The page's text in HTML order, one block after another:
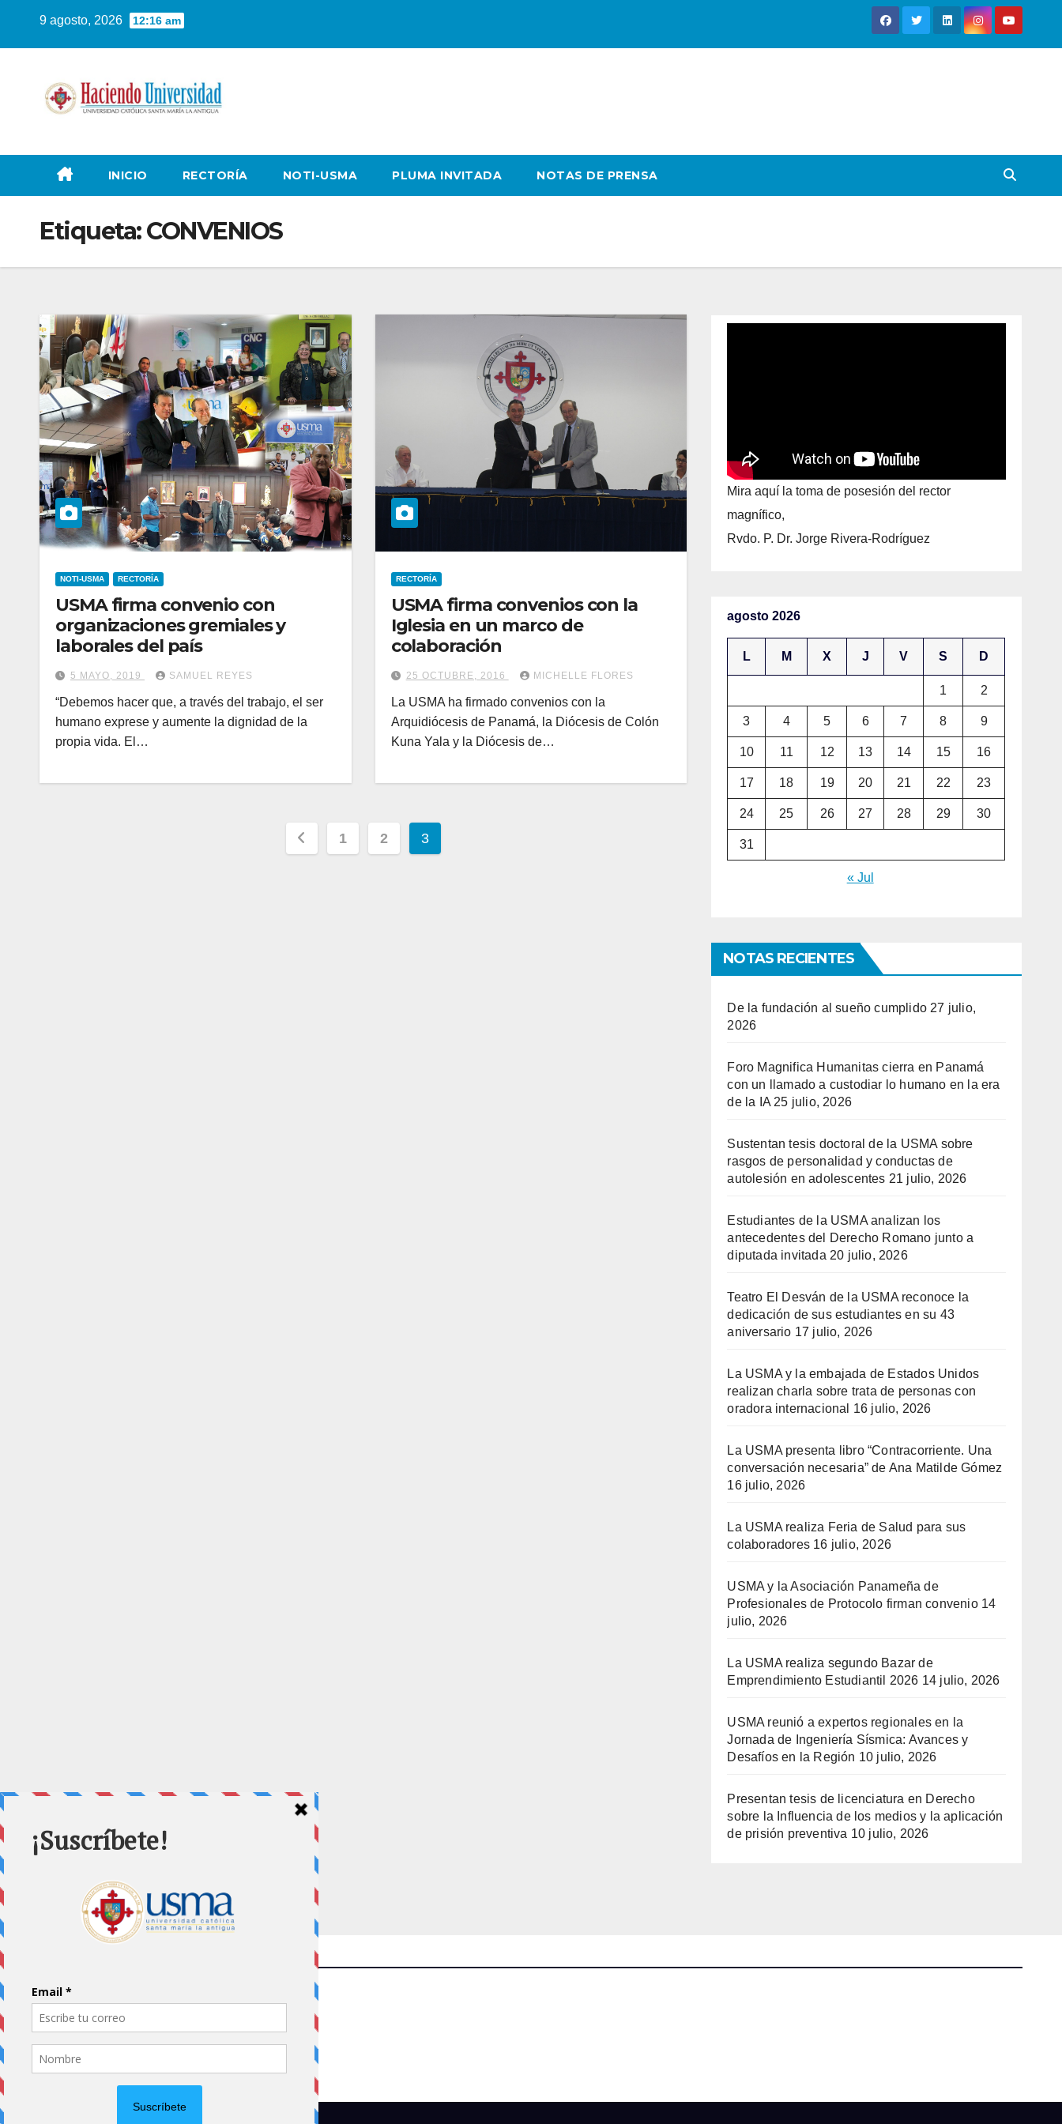
9 agosto, 2026 12:16 am
INICIO RECTORÍA NOTI-USMA PLUMA INVITADA NOTAS DE PRENSA
Etiqueta:CONVENIOS
NOTI-USMA RECTORÍA
USMA firma convenio con
organizaciones gremiales y
laborales del país
5 MAYO, 2019 SAMUEL REYES
“Debemos hacer que, a través del trabajo, el ser
humano exprese y aumente la dignidad de la
propia vida. El…
RECTORÍA
USMA firma convenios con la
Iglesia en un marco de
colaboración
25 OCTUBRE, 2016 MICHELLE FLORES
La USMA ha firmado convenios con la
Arquidiócesis de Panamá, la Diócesis de Colón
Kuna Yala y la Diócesis de…
1 2 3
Mira aquí la toma de posesión del rector
magnífico,
Rvdo. P. Dr. Jorge Rivera-Rodríguez
agosto 2026
L M X J V S D
1 2
3 4 5 6 7 8 9
10 11 12 13 14 15 16
17 18 19 20 21 22 23
24 25 26 27 28 29 30
31
« Jul
NOTAS RECIENTES
De la fundación al sueño cumplido 27 julio,
2026
Foro Magnifica Humanitas cierra en Panamá
con un llamado a custodiar lo humano en la era
de la IA 25 julio, 2026
Sustentan tesis doctoral de la USMA sobre
rasgos de personalidad y conductas de
autolesión en adolescentes 21 julio, 2026
Estudiantes de la USMA analizan los
antecedentes del Derecho Romano junto a
diputada invitada 20 julio, 2026
Teatro El Desván de la USMA reconoce la
dedicación de sus estudiantes en su 43
aniversario 17 julio, 2026
La USMA y la embajada de Estados Unidos
realizan charla sobre trata de personas con
oradora internacional
16 julio, 2026
La USMA presenta libro “Contracorriente. Una
conversación necesaria” de Ana Matilde Gómez
16 julio, 2026
La USMA realiza Feria de Salud para sus
colaboradores 16 julio, 2026
USMA y la Asociación Panameña de
Profesionales de Protocolo firman convenio 14
julio, 2026
La USMA realiza segundo Bazar de
Emprendimiento Estudiantil 2026 14 julio, 2026
USMA reunió a expertos regionales en la
Jornada de Ingeniería Sísmica: Avances y
Desafíos en la Región 10 julio, 2026
Presentan tesis de licenciatura en Derecho
sobre la Influencia de los medios y la aplicación
de prisión preventiva 10 julio, 2026